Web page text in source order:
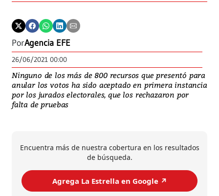
PorAgencia EFE
26/06/2021 00:00
Ninguno de los más de 800 recursos que presentó para
anular los votos ha sido aceptado en primera instancia
por los jurados electorales, que los rechazaron por
falta de pruebas
Encuentra más de nuestra cobertura en los resultados
de búsqueda.
Agrega La Estrella en Google ↗️